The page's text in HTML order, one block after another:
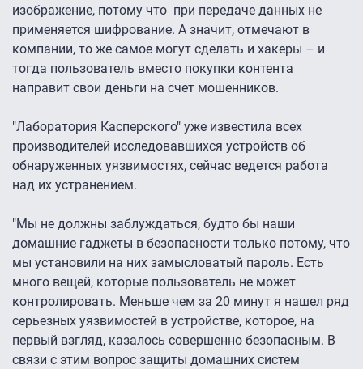
изображение, потому что при передаче данных не
применяется шифрование. А значит, отмечают в
компании, то же самое могут сделать и хакеры – и
тогда пользователь вместо покупки контента
направит свои деньги на счет мошенников.
"Лаборатория Касперского" уже известила всех
производителей исследовавшихся устройств об
обнаруженных уязвимостях, сейчас ведется работа
над их устранением.
"Мы не должны заблуждаться, будто бы наши
домашние гаджеты в безопасности только потому, что
мы установили на них замысловатый пароль. Есть
много вещей, которые пользователь не может
контролировать. Меньше чем за 20 минут я нашел ряд
серьезных уязвимостей в устройстве, которое, на
первый взгляд, казалось совершенно безопасным. В
связи с этим вопрос защиты домашних систем